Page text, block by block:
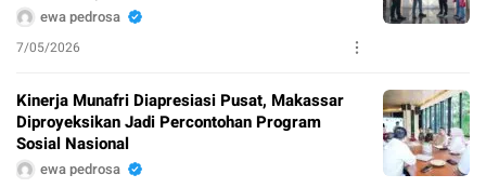
ewa pedrosa
7/05/2026
Kinerja Munafri Diapresiasi Pusat, Makassar
Diproyeksikan Jadi Percontohan Program
Sosial Nasional
ewa pedrosa